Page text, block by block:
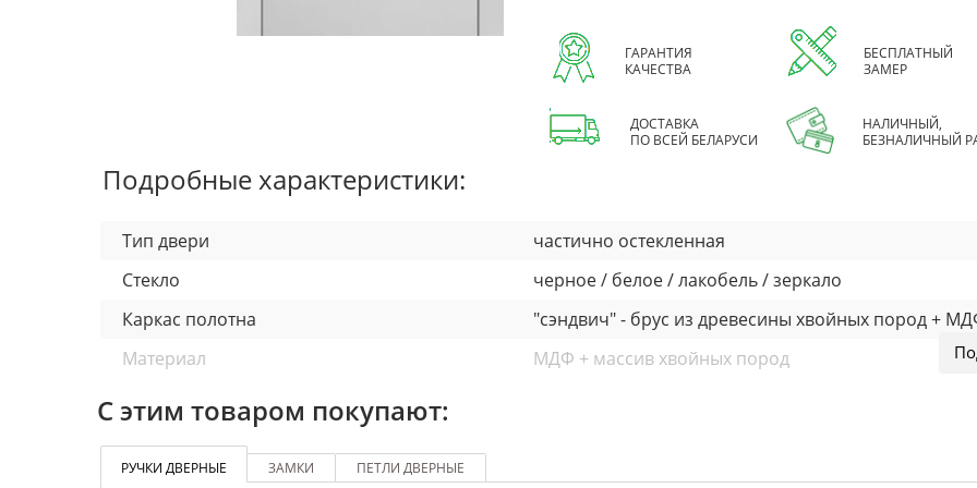
ГАРАНТИЯ
КАЧЕСТВА
ДОСТАВКА
ПО ВСЕЙ БЕЛАРУСИ
БЕСПЛАТНЫЙ
ЗАМЕР
НАЛИЧНЫЙ,
БЕЗНАЛИЧНЫЙ
Подробные характеристики:
Тип двери
частично остекленная
Стекло
черное / белое / лакобель / зеркало
Каркас полотна
"сэндвич" - брус из древесины хвойных пород +
Материал
МДФ + массив хвойных пород
Внутреннее заполнение
высокопрочный ячеистый сотовый заполнитель
С этим товаром покупают:
РУЧКИ ДВЕРНЫЕ ЗАМКИ ПЕТЛИ ДВЕРНЫЕ